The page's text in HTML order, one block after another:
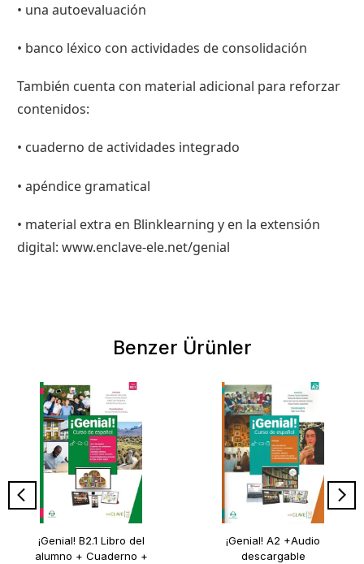
• una autoevaluación
• banco léxico con actividades de consolidación
También cuenta con material adicional para reforzar
contenidos:
• cuaderno de actividades integrado
• apéndice gramatical
• material extra en Blinklearning y en la extensión
digital: www.enclave-ele.net/genial
Benzer Ürünler
¡Genial! B2.1 Libro del
alumno + Cuaderno +
¡Genial! A2 +Audio
descargable